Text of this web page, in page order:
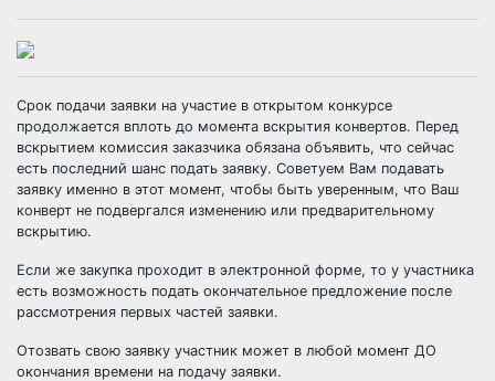
Срок подачи заявки на участие в открытом конкурсе
продолжается вплоть до момента вскрытия конвертов. Перед
вскрытием комиссия заказчика обязана объявить, что сейчас
есть последний шанс подать заявку. Советуем Вам подавать
заявку именно в этот момент, чтобы быть уверенным, что Ваш
конверт не подвергался изменению или предварительному
вскрытию.
Если же закупка проходит в электронной форме, то у участника
есть возможность подать окончательное предложение после
рассмотрения первых частей заявки.
Отозвать свою заявку участник может в любой момент ДО
окончания времени на подачу заявки.